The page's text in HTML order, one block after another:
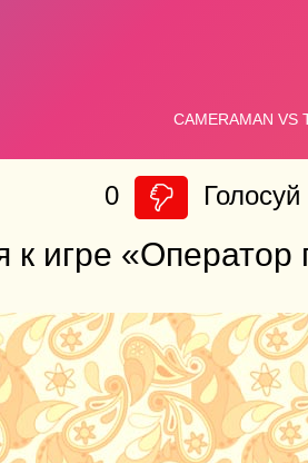
0 Голосуй
к игре «Оператор